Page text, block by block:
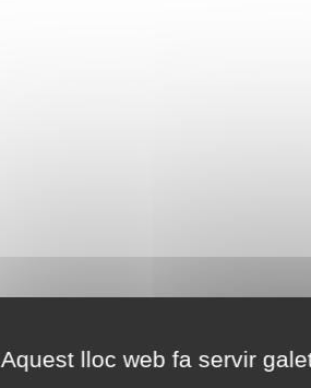
Aquest lloc web fa servir